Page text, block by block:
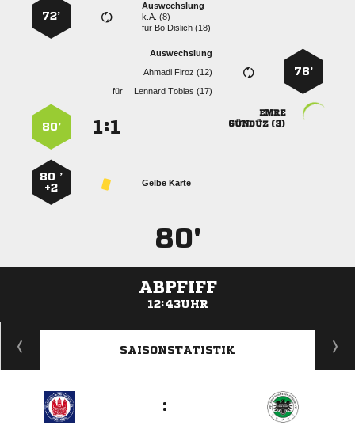
Auswechslung
k.A. (8)
für   
72’
76’
Auswechslung
  
für
  

 
:
80’
Gelbe Karte
80 ’
+2
80'
ABPFIFF
12:43UHR
ANZEIGE
SAISONSTATISTIK
: